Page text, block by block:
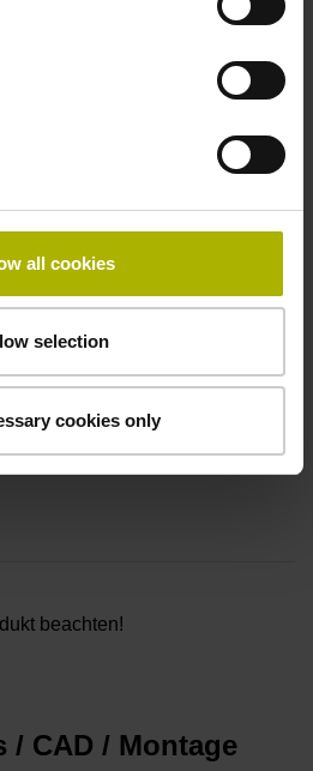
all cookies
selection
cookies only
radial verwendbar
beachten!
/ CAD / Montage